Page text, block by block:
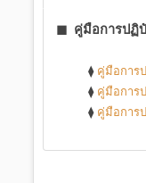
◼ คู่มือการปฏิ
⧫ คู่มือการ
⧫ คู่มือการ
⧫ คู่มือการ